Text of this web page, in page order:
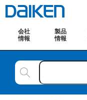
会社
情報
製品
情報